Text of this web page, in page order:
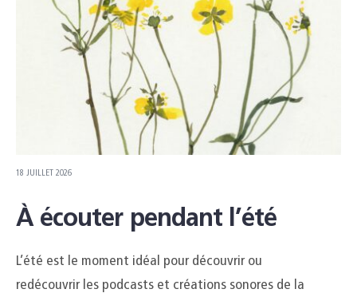
18 JUILLET 2026
À écouter pendant l’été
L’été est le moment idéal pour découvrir ou
redécouvrir les podcasts et créations sonores de la